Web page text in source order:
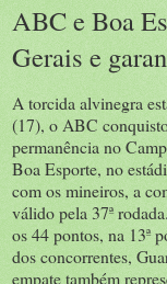
ABC e Boa
Gerais e
A torcida alvinegra
(17), o ABC
permanência no
Boa Esporte, no
com os mineiros, a
válido pela 37ª
os 44 pontos, na 13ª
dos concorrentes,
empate também